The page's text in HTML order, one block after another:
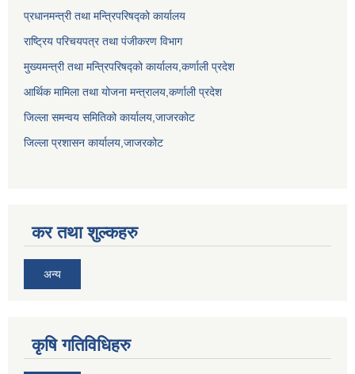
प्रधानमन्त्री तथा मन्त्रिपरिषद्को कार्यालय
राष्ट्रिय परिचयपत्र तथा पंजीकरण विभाग
मुख्यमन्त्री तथा मन्त्रिपरिषद्को कार्यालय,कर्णाली प्रदेश
आर्थिक मामिला तथा योजना मन्त्रालय,कर्णाली प्रदेश
जिल्ला समन्वय समितिको कार्यालय,जाजरकाेट
जिल्ला प्रशासन कार्यालय,जाजरकोट
कर तथा शुल्कहरु
अन्य
कृषि गतिविधिहरु